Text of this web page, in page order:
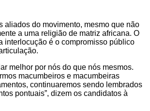
aliados do movimento, mesmo que não
a uma religião de matriz africana. O
interlocução é o compromisso público
melhor por nós do que nós mesmos.
macumbeiros e macumbeiras
continuaremos sendo lembrados
pontuais”, dizem os candidatos à